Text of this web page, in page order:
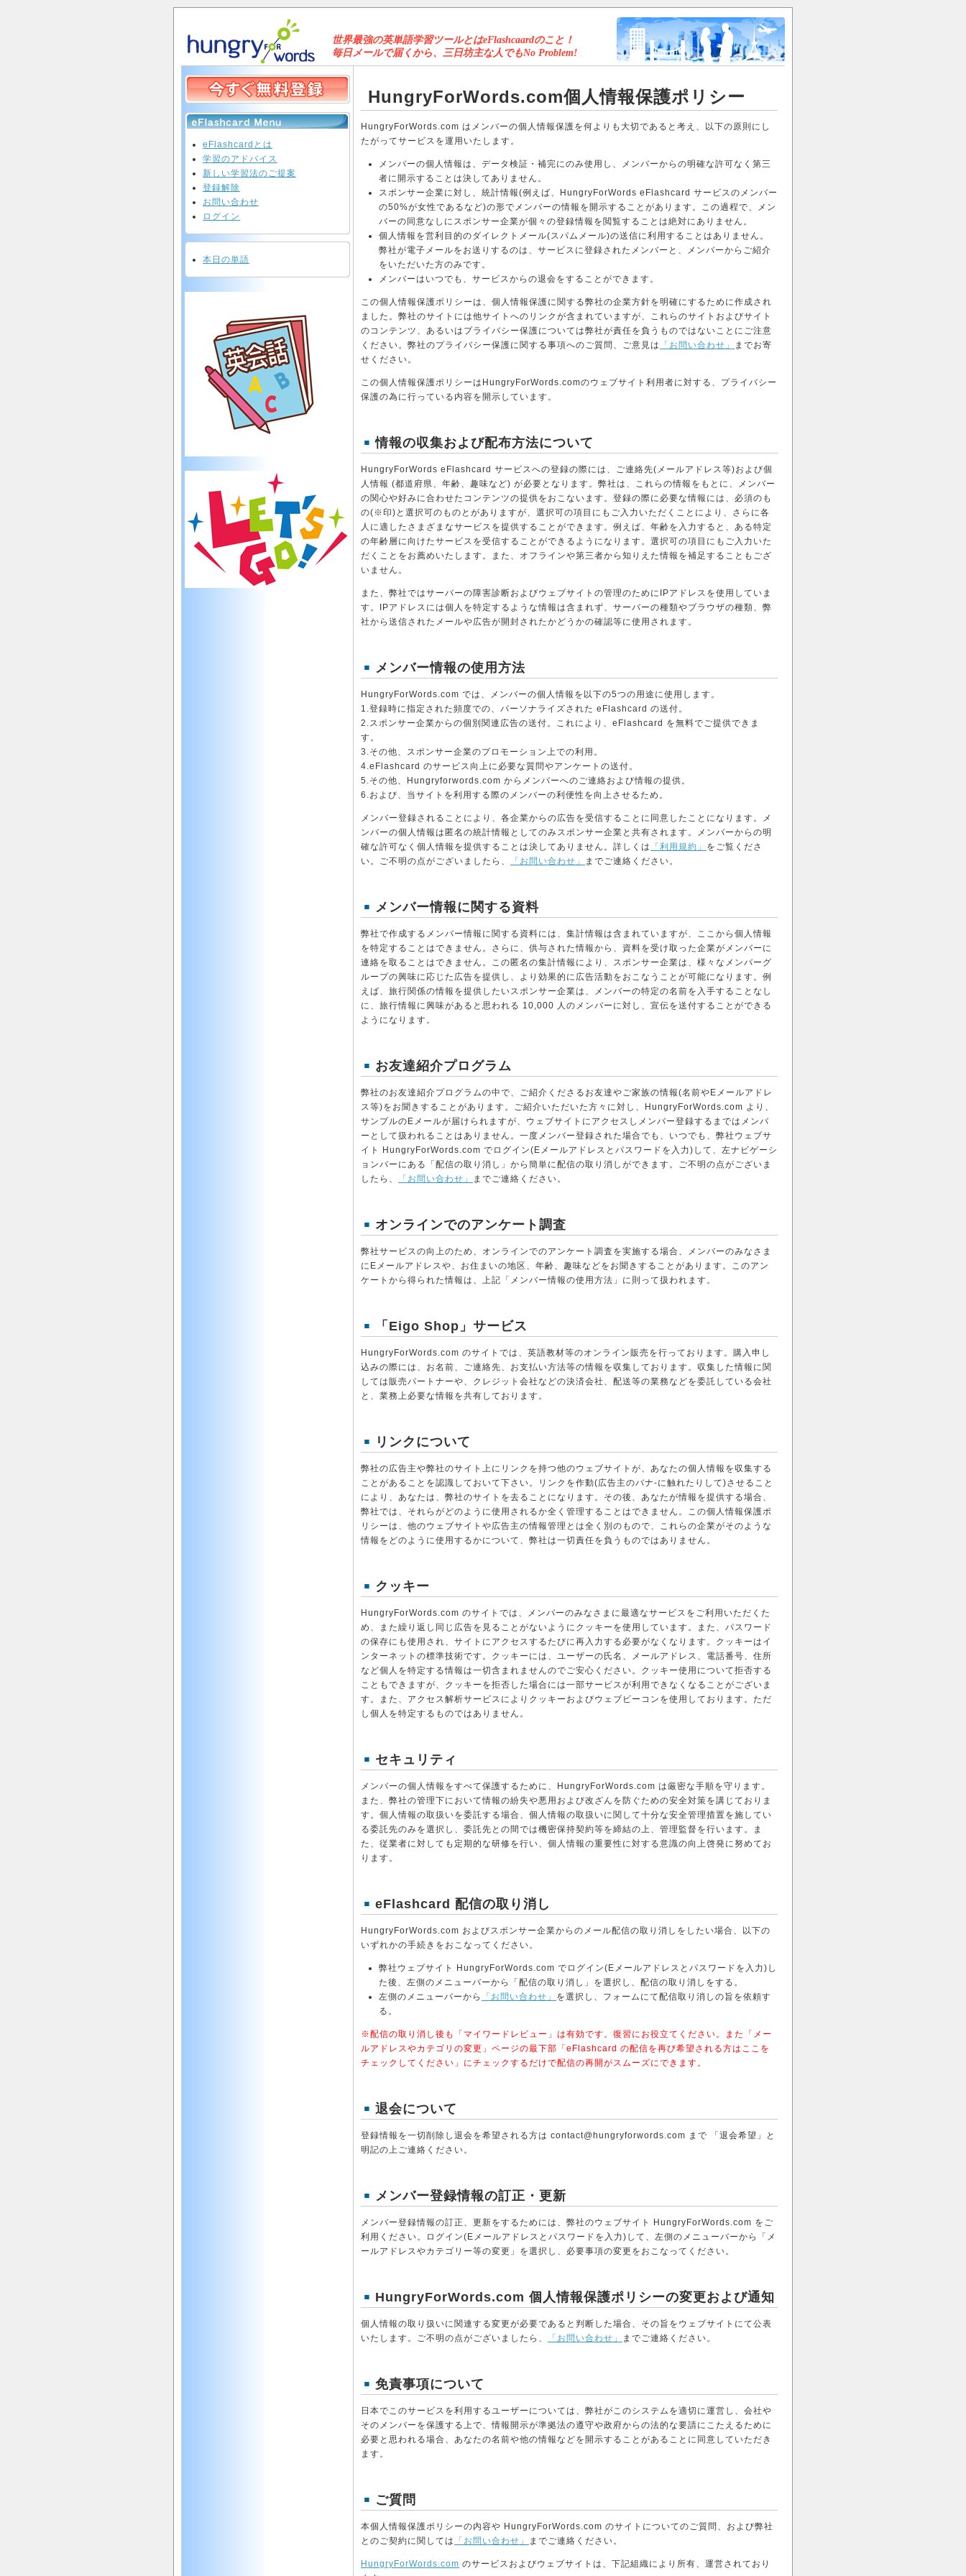
世界最強の英単語学習ツールとはeFlashcaardのこと！
毎日メールで届くから、三日坊主な人でもNo Problem!
HungryForWords.com個人情報保護ポリシー
HungryForWords.com はメンバーの個人情報保護を何よりも大切であると考え、以下の原則にし
たがってサービスを運用いたします。
メンバーの個人情報は、データ検証・補完にのみ使用し、メンバーからの明確な許可なく第三
者に開示することは決してありません。
スポンサー企業に対し、統計情報(例えば、HungryForWords eFlashcard サービスのメンバー
の50%が女性であるなど)の形でメンバーの情報を開示することがあります。この過程で、メン
バーの同意なしにスポンサー企業が個々の登録情報を閲覧することは絶対にありません。
個人情報を営利目的のダイレクトメール(スパムメール)の送信に利用することはありません。
弊社が電子メールをお送りするのは、サービスに登録されたメンバーと、メンバーからご紹介
をいただいた方のみです。
メンバーはいつでも、サービスからの退会をすることができます。
この個人情報保護ポリシーは、個人情報保護に関する弊社の企業方針を明確にするために作成され
ました。弊社のサイトには他サイトへのリンクが含まれていますが、これらのサイトおよびサイト
のコンテンツ、あるいはプライバシー保護については弊社が責任を負うものではないことにご注意
ください。弊社のプライバシー保護に関する事項へのご質問、ご意見は
「お問い合わせ」
までお寄
せください。
この個人情報保護ポリシーはHungryForWords.comのウェブサイト利用者に対する、プライバシー
保護の為に行っている内容を開示しています。
情報の収集および配布方法について
HungryForWords eFlashcard サービスへの登録の際には、ご連絡先(メールアドレス等)および個
人情報 (都道府県、年齢、趣味など) が必要となります。弊社は、これらの情報をもとに、メンバー
の関心や好みに合わせたコンテンツの提供をおこないます。登録の際に必要な情報には、必須のも
の(※印)と選択可のものとがありますが、選択可の項目にもご入力いただくことにより、さらに各
人に適したさまざまなサービスを提供することができます。例えば、年齢を入力すると、ある特定
の年齢層に向けたサービスを受信することができるようになります。選択可の項目にもご入力いた
だくことをお薦めいたします。また、オフラインや第三者から知りえた情報を補足することもござ
いません。
また、弊社ではサーバーの障害診断およびウェブサイトの管理のためにIPアドレスを使用していま
す。IPアドレスには個人を特定するような情報は含まれず、サーバーの種類やブラウザの種類、弊
社から送信されたメールや広告が開封されたかどうかの確認等に使用されます。
メンバー情報の使用方法
HungryForWords.com では、メンバーの個人情報を以下の5つの用途に使用します。
1.登録時に指定された頻度での、パーソナライズされた eFlashcard の送付。
2.スポンサー企業からの個別関連広告の送付。これにより、eFlashcard を無料でご提供できま
す。
3.その他、スポンサー企業のプロモーション上での利用。
4.eFlashcard のサービス向上に必要な質問やアンケートの送付。
5.その他、Hungryforwords.com からメンバーへのご連絡および情報の提供。
6.および、当サイトを利用する際のメンバーの利便性を向上させるため。
メンバー登録されることにより、各企業からの広告を受信することに同意したことになります。メ
ンバーの個人情報は匿名の統計情報としてのみスポンサー企業と共有されます。メンバーからの明
確な許可なく個人情報を提供することは決してありません。詳しくは
「利用規約」 をご覧くださ
い。ご不明の点がございましたら、
「お問い合わせ」 までご連絡ください。
メンバー情報に関する資料
弊社で作成するメンバー情報に関する資料には、集計情報は含まれていますが、ここから個人情報
を特定することはできません。さらに、供与された情報から、資料を受け取った企業がメンバーに
連絡を取ることはできません。この匿名の集計情報により、スポンサー企業は、様々なメンバーグ
ループの興味に応じた広告を提供し、より効果的に広告活動をおこなうことが可能になります。例
えば、旅行関係の情報を提供したいスポンサー企業は、メンバーの特定の名前を入手することなし
に、旅行情報に興味があると思われる 10,000 人のメンバーに対し、宣伝を送付することができる
ようになります。
お友達紹介プログラム
弊社のお友達紹介プログラムの中で、ご紹介くださるお友達やご家族の情報(名前やEメールアドレ
ス等)をお聞きすることがあります。ご紹介いただいた方々に対し、HungryForWords.com より、
サンプルのEメールが届けられますが、ウェブサイトにアクセスしメンバー登録するまではメンバ
ーとして扱われることはありません。一度メンバー登録された場合でも、いつでも、弊社ウェブサ
イト HungryForWords.com でログイン(Eメールアドレスとパスワードを入力)して、左ナビゲーシ
ョンバーにある「配信の取り消し」から簡単に配信の取り消しができます。ご不明の点がございま
したら、
「お問い合わせ」 までご連絡ください。
オンラインでのアンケート調査
弊社サービスの向上のため、オンラインでのアンケート調査を実施する場合、メンバーのみなさま
にEメールアドレスや、お住まいの地区、年齢、趣味などをお聞きすることがあります。このアン
ケートから得られた情報は、上記「メンバー情報の使用方法」に則って扱われます。
「 Eigo Shop 」サービス
HungryForWords.com のサイトでは、英語教材等のオンライン販売を行っております。購入申し
込みの際には、お名前、ご連絡先、お支払い方法等の情報を収集しております。収集した情報に関
しては販売パートナーや、クレジット会社などの決済会社、配送等の業務などを委託している会社
と、業務上必要な情報を共有しております。
リンクについて
弊社の広告主や弊社のサイト上にリンクを持つ他のウェブサイトが、あなたの個人情報を収集する
ことがあることを認識しておいて下さい。リンクを作動(広告主のバナ-に触れたりして)させること
により、あなたは、弊社のサイトを去ることになります。その後、あなたが情報を提供する場合、
弊社では、それらがどのように使用されるか全く管理することはできません。この個人情報保護ポ
リシーは、他のウェブサイトや広告主の情報管理とは全く別のもので、これらの企業がそのような
情報をどのように使用するかについて、弊社は一切責任を負うものではありません。
クッキー
HungryForWords.com のサイトでは、メンバーのみなさまに最適なサービスをご利用いただくた
め、また繰り返し同じ広告を見ることがないようにクッキーを使用しています。また、パスワード
の保存にも使用され、サイトにアクセスするたびに再入力する必要がなくなります。クッキーはイ
ンターネットの標準技術です。クッキーには、ユーザーの氏名、メールアドレス、電話番号、住所
など個人を特定する情報は一切含まれませんのでご安心ください。クッキー使用について拒否する
こともできますが、クッキーを拒否した場合には一部サービスが利用できなくなることがございま
す。また、アクセス解析サービスによりクッキーおよびウェブビーコンを使用しております。ただ
し個人を特定するものではありません。
セキュリティ
メンバーの個人情報をすべて保護するために、HungryForWords.com は厳密な手順を守ります。
また、弊社の管理下において情報の紛失や悪用および改ざんを防ぐための安全対策を講じておりま
す。個人情報の取扱いを委託する場合、個人情報の取扱いに関して十分な安全管理措置を施してい
る委託先のみを選択し、委託先との間では機密保持契約等を締結の上、管理監督を行います。ま
た、従業者に対しても定期的な研修を行い、個人情報の重要性に対する意識の向上啓発に努めてお
ります。
eFlashcard 配信の取り消し
HungryForWords.com およびスポンサー企業からのメール配信の取り消しをしたい場合、以下の
いずれかの手続きをおこなってください。
弊社ウェブサイト HungryForWords.com でログイン(Eメールアドレスとパスワードを入力)し
た後、左側のメニューバーから「配信の取り消し」を選択し、配信の取り消しをする。
左側のメニューバーから
「お問い合わせ」 を選択し、フォームにて配信取り消しの旨を依頼す
る。
※配信の取り消し後も「マイワードレビュー」は有効です。復習にお役立てください。また「メー
ルアドレスやカテゴリの変更」ページの最下部「eFlashcard の配信を再び希望される方はここを
チェックしてください」にチェックするだけで配信の再開がスムーズにできます。
退会について
登録情報を一切削除し退会を希望される方は contact@hungryforwords.com まで 「退会希望」と
明記の上ご連絡ください。
メンバー登録情報の訂正・更新
メンバー登録情報の訂正、更新をするためには、弊社のウェブサイト HungryForWords.com をご
利用ください。ログイン(Eメールアドレスとパスワードを入力)して、左側のメニューバーから「メ
ールアドレスやカテゴリー等の変更」を選択し、必要事項の変更をおこなってください。
HungryForWords.com 個人情報保護ポリシーの変更および通知
個人情報の取り扱いに関連する変更が必要であると判断した場合、その旨をウェブサイトにて公表
いたします。ご不明の点がございましたら、
「お問い合わせ」 までご連絡ください。
免責事項について
日本でこのサービスを利用するユーザーについては、弊社がこのシステムを適切に運営し、会社や
そのメンバーを保護する上で、情報開示が準拠法の遵守や政府からの法的な要請にこたえるために
必要と思われる場合、あなたの名前や他の情報などを開示することがあることに同意していただき
ます。
ご質問
本個人情報保護ポリシーの内容や HungryForWords.com のサイトについてのご質問、および弊社
とのご契約に関しては
「お問い合わせ」 までご連絡ください。
HungryForWords.com のサービスおよびウェブサイトは、下記組織により所有、運営されており
eFlashcardとは
学習のアドバイス
新しい学習法のご提案
登録解除
お問い合わせ
ログイン
本日の単語